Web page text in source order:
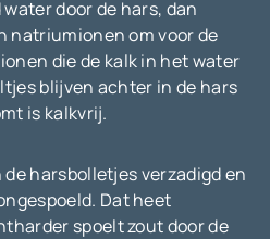
door de hars, dan
natriumionen om voor de
die de kalk in het water
blijven achter in de hars
is kalkvrij.
harsbolletjes verzadigd en
Dat heet
spoelt zout door de